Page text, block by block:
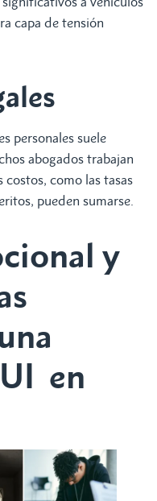
capa de tensión
personales suele
abogados trabajan
como las tasas
pueden sumarse.
y
en